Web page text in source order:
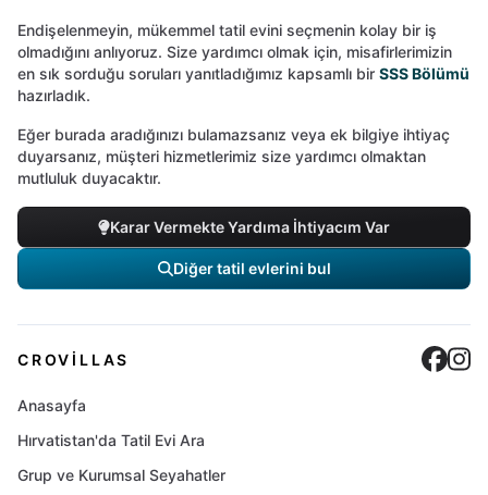
Endişelenmeyin, mükemmel tatil evini seçmenin kolay bir iş
olmadığını anlıyoruz. Size yardımcı olmak için, misafirlerimizin
en sık sorduğu soruları yanıtladığımız kapsamlı bir SSS Bölümü
hazırladık.
Eğer burada aradığınızı bulamazsanız veya ek bilgiye ihtiyaç
duyarsanız, müşteri hizmetlerimiz size yardımcı olmaktan
mutluluk duyacaktır.
Karar Vermekte Yardıma İhtiyacım Var
Diğer tatil evlerini bul
CROVILLAS
Anasayfa
Hırvatistan'da Tatil Evi Ara
Grup ve Kurumsal Seyahatler